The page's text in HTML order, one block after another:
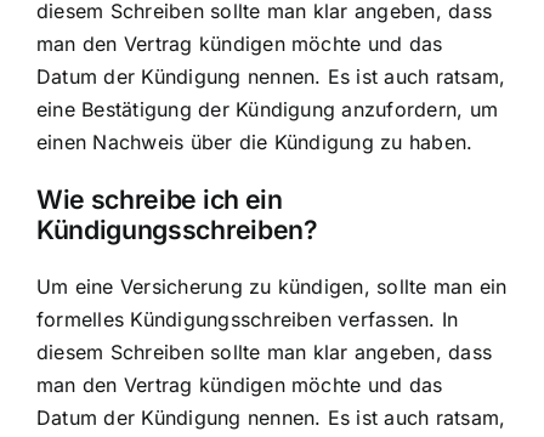
diesem Schreiben sollte man klar angeben, dass
man den Vertrag kündigen möchte und das
Datum der Kündigung nennen. Es ist auch ratsam,
eine Bestätigung der Kündigung anzufordern, um
einen Nachweis über die Kündigung zu haben.
Wie schreibe ich ein
Kündigungsschreiben?
Um eine Versicherung zu kündigen, sollte man ein
formelles Kündigungsschreiben verfassen. In
diesem Schreiben sollte man klar angeben, dass
man den Vertrag kündigen möchte und das
Datum der Kündigung nennen. Es ist auch ratsam,